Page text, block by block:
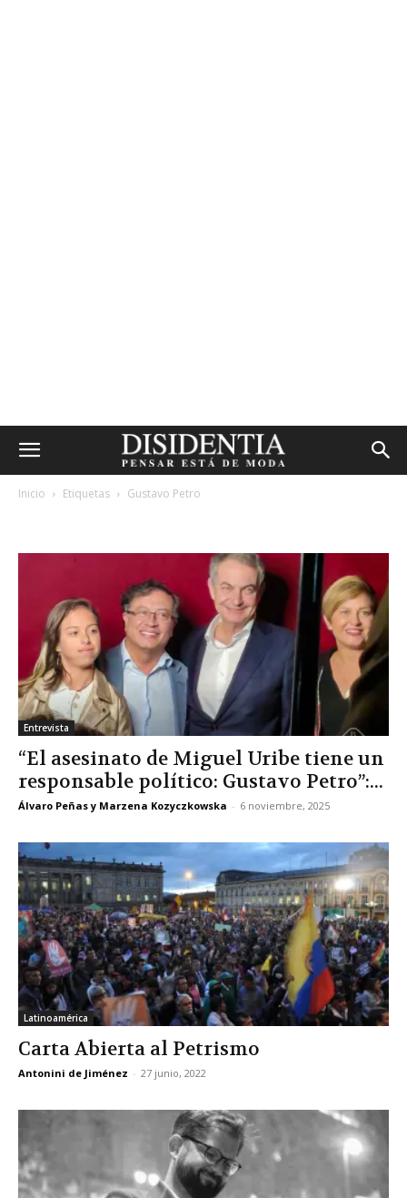
Inicio Etiquetas Gustavo Petro
Entrevista
“El asesinato de Miguel Uribe tiene un
responsable político: Gustavo Petro”:...
Álvaro Peñas y Marzena Kozyczkowska - 6 noviembre, 2025
Latinoamérica
Carta Abierta al Petrismo
Antonini de Jiménez - 27 junio, 2022